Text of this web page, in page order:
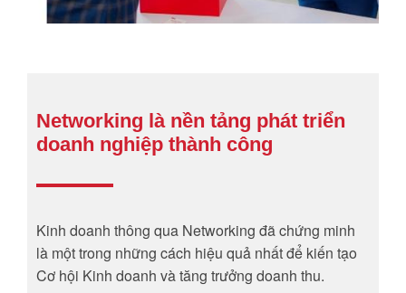
Networking là nền tảng phát triển
doanh nghiệp thành công
Kinh doanh thông qua Networking đã chứng minh
là một trong những cách hiệu quả nhất để kiến tạo
Cơ hội Kinh doanh và tăng trưởng doanh thu.